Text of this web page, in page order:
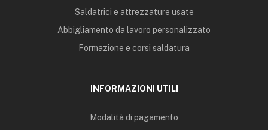
Saldatrici e attrezzature usate
Abbigliamento da lavoro personalizzato
Formazione e corsi saldatura
INFORMAZIONI UTILI
Modalità di pagamento